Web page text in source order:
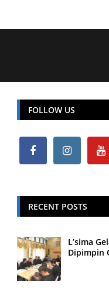
FOLLOW US
RECENT POSTS
L’sima
Dipimpin